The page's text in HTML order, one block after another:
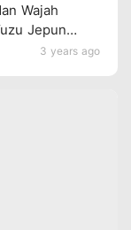
3 years ago
Wajah
Jepun